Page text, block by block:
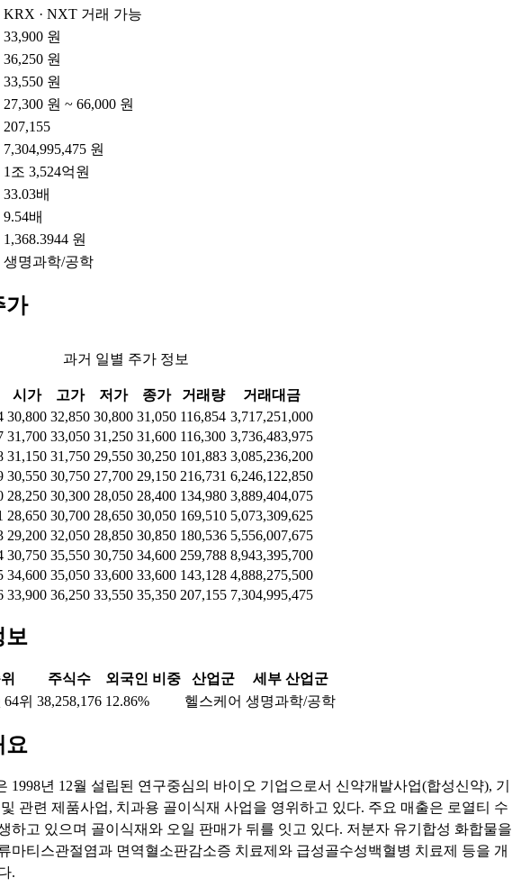
KRX · NXT 거래 가능
33,900 원
36,250 원
33,550 원
27,300 원 ~ 66,000 원
207,155
7,304,995,475 원
1조 3,524억원
33.03배
9.54배
1,368.3944 원
생명과학/공학
가
과거 일별 주가 정보
시가 고가 저가 종가 거래량
거래대금
30,800 32,850 30,800 31,050 116,854 3,717,251,000
31,700 33,050 31,250 31,600 116,300 3,736,483,975
31,150 31,750 29,550 30,250 101,883 3,085,236,200
30,550 30,750 27,700 29,150 216,731 6,246,122,850
28,250 30,300 28,050 28,400 134,980 3,889,404,075
28,650 30,700 28,650 30,050 169,510 5,073,309,625
29,200 32,050 28,850 30,850 180,536 5,556,007,675
30,750 35,550 30,750 34,600 259,788 8,943,395,700
34,600 35,050 33,600 33,600 143,128 4,888,275,500
33,900 36,250 33,550 35,350 207,155 7,304,995,475
보
주식수 외국인 비중 산업군
세부 산업군
위 38,258,176 12.86% 헬스케어 생명과학/공학
요
1998년 12월 설립된 연구중심의 바이오 기업으로서 신약개발사업(합성신약), 기
관련 제품사업, 치과용 골이식재 사업을 영위하고 있다. 주요 매출은 로열티 수
하고 있으며 골이식재와 오일 판매가 뒤를 잇고 있다. 저분자 유기합성 화합물을
마티스관절염과 면역혈소판감소증 치료제와 급성골수성백혈병 치료제 등을 개
.